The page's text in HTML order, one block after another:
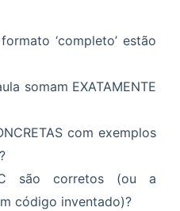
‘completo’ estão
somam EXATAMENTE
com exemplos
são corretos (ou a
código inventado)?